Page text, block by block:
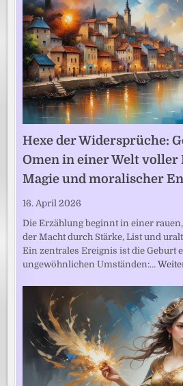
Hexe der Widersprüche:
Omen in einer Welt voller
Magie und moralischer
16. April 2026
Die Erzählung beginnt in einer
der Macht durch Stärke, List und
Ein zentrales Ereignis ist die Geburt
ungewöhnlichen Umständen:…